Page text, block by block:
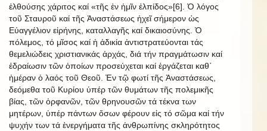
ἐλθούσης χάριτος καί «τῆς ἐν ἡμῖν ἐλπίδος»[6]. Ὁ λόγος
τοῦ Σταυροῦ καί τῆς Ἀναστάσεως ἠχεῖ σήμερον ὡς
Εὐαγγέλιον εἰρήνης, καταλλαγῆς καί δικαιοσύνης. Ὁ
πόλεμος, τό μῖσος καί ἡ ἀδικία ἀντιστρατεύονται τάς
θεμελιώδεις χριστιανικάς ἀρχάς, διά τήν πραγμάτωσιν καί
ἑδραίωσιν τῶν ὁποίων προσεύχεται καί ἐργάζεται καθ᾿
ἡμέραν ὁ λαός τοῦ Θεοῦ. Ἐν τῷ φωτί τῆς Ἁναστάσεως,
δεόμεθα τοῦ Κυρίου ὑπέρ τῶν θυμάτων τῆς πολεμικῆς
βίας, τῶν ὀρφανῶν, τῶν θρηνουσῶν τά τέκνα των
μητέρων, ὑπέρ πάντων ὅσων φέρουν εἰς τό σῶμα καί τήν
ψυχήν των τά ἐνεργήματα τῆς ἀνθρωπίνης σκληρότητος